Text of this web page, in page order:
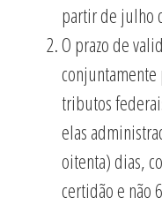
partir de julho
O prazo de
conjuntamente
tributos
elas
oitenta) dias,
certidão e não